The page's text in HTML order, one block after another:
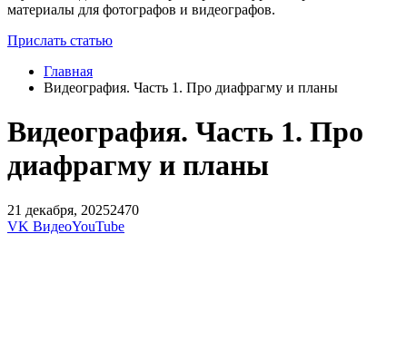
материалы для фотографов и видеографов.
Прислать статью
Главная
Видеография. Часть 1. Про диафрагму и планы
Видеография. Часть 1. Про
диафрагму и планы
21 декабря, 20252470
VK ВидеоYouTube